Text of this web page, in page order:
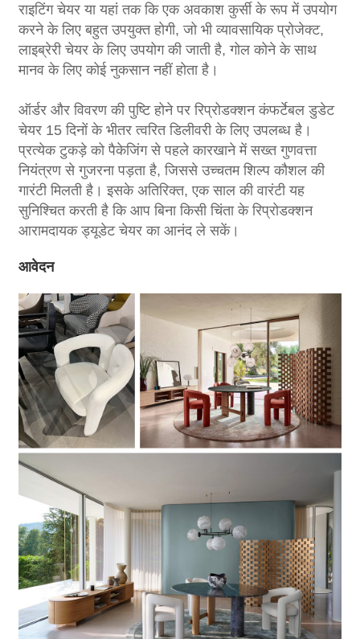
राइटिंग चेयर या यहां तक ​​कि एक अवकाश कुर्सी के रूप में उपयोग
करने के लिए बहुत उपयुक्त होगी, जो भी व्यावसायिक प्रोजेक्ट,
लाइब्रेरी चेयर के लिए उपयोग की जाती है, गोल कोने के साथ
मानव के लिए कोई नुकसान नहीं होता है।
ऑर्डर और विवरण की पुष्टि होने पर रिप्रोडक्शन कंफर्टेबल डुडेट
चेयर 15 दिनों के भीतर त्वरित डिलीवरी के लिए उपलब्ध है।
प्रत्येक टुकड़े को पैकेजिंग से पहले कारखाने में सख्त गुणवत्ता
नियंत्रण से गुजरना पड़ता है, जिससे उच्चतम शिल्प कौशल की
गारंटी मिलती है। इसके अतिरिक्त, एक साल की वारंटी यह
सुनिश्चित करती है कि आप बिना किसी चिंता के रिप्रोडक्शन
आरामदायक ड्यूडेट चेयर का आनंद ले सकें।
आवेदन